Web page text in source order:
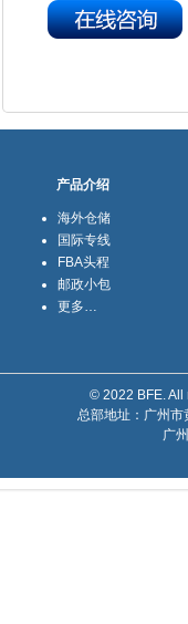
产品介绍
海外仓储
国际专线
FBA头程
邮政小包
更多…
© 2022 BFE.
总部地址：广州
广